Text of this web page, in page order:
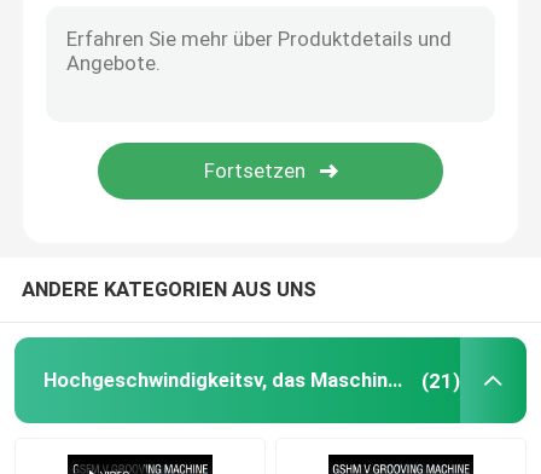
Schneidemaschine CNC V
V-Nut-Maschine für Metall
ANDERE KATEGORIEN AUS UNS
Hochgeschwindigkeitsv, das Maschine fugt (21)